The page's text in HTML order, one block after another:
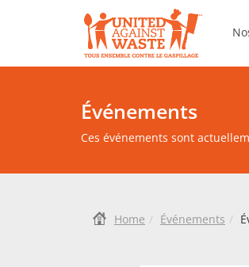
Événements
Ces événements sont
Home Événements